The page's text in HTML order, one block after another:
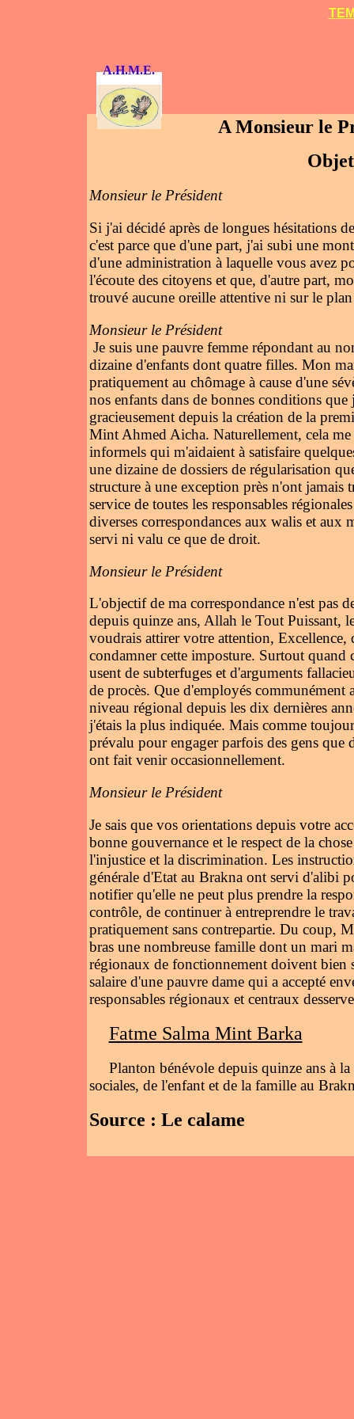
A.H.M.E.
A Monsieur le
Monsieur le Président
Si j'ai décidé après de longues hésitations
c'est parce que d'une part, j'ai subi une
d'une administration à laquelle vous avez
l'écoute des citoyens et que, d'autre part,
trouvé aucune oreille attentive ni sur le
Monsieur le Président
Je suis une pauvre femme répondant au
dizaine d'enfants dont quatre filles. Mon
pratiquement au chômage à cause d'une
nos enfants dans de bonnes conditions
gracieusement depuis la création de la
Mint Ahmed Aicha. Naturellement, cela me
informels qui m'aidaient à satisfaire
une dizaine de dossiers de régularisation
structure à une exception près n'ont jamais
service de toutes les responsables
diverses correspondances aux walis et aux
servi ni valu ce que de droit.
Monsieur le Président
L'objectif de ma correspondance n'est pas
depuis quinze ans, Allah le Tout Puissant,
voudrais attirer votre attention, Excellence,
condamner cette imposture. Surtout
usent de subterfuges et d'arguments
de procès. Que d'employés communément
niveau régional depuis les dix dernières
j'étais la plus indiquée. Mais comme
prévalu pour engager parfois des gens que
ont fait venir occasionnellement.
Monsieur le Président
Je sais que vos orientations depuis votre
bonne gouvernance et le respect de la
l'injustice et la discrimination. Les
générale d'Etat au Brakna ont servi d'alibi
notifier qu'elle ne peut plus prendre la
contrôle, de continuer à entreprendre le
pratiquement sans contrepartie. Du coup,
bras une nombreuse famille dont un mari
régionaux de fonctionnement doivent bien
salaire d'une pauvre dame qui a accepté
responsables régionaux et centraux
Fatme Salma Mint Barka
Planton bénévole depuis quinze ans à la
sociales, de l'enfant et de la famille au
Source : Le calame